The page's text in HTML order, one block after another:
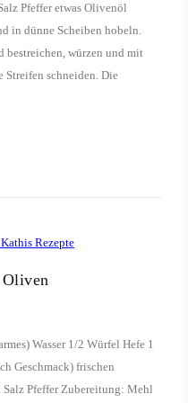
Pfeffer etwas Olivenöl
in dünne Scheiben hobeln.
bestreichen, würzen und mit
Streifen schneiden. Die
Wasser 1/2 Würfel Hefe 1
Geschmack) frischen
Pfeffer Zubereitung: Mehl